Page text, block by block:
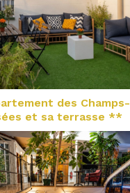
des Champs-
et sa terrasse **